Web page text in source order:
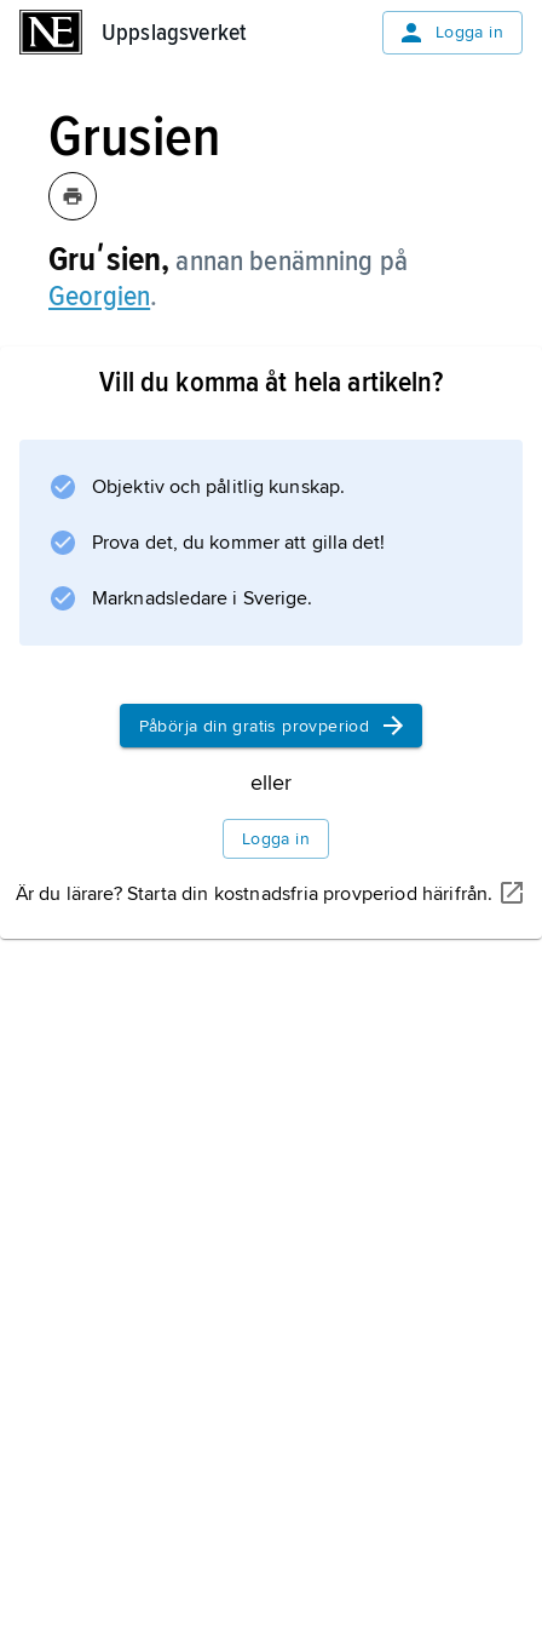
Uppslagsverket Logga in
Grusien
Gruʹsien, annan benämning på
Georgien.
Vill du komma åt hela artikeln?
Objektiv och pålitlig kunskap.
Prova det, du kommer att gilla det!
Marknadsledare i Sverige.
Påbörja din gratis provperiod
eller
Logga in
Är du lärare? Starta din kostnadsfria provperiod härifrån.